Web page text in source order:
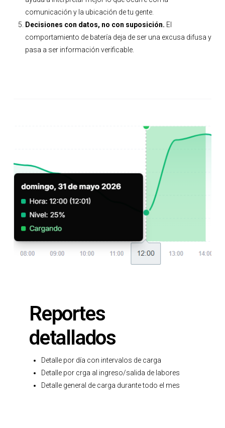
comunicación y la ubicación de tu gente.
Decisiones con datos, no con suposición. El
comportamiento de batería deja de ser una excusa difusa y
pasa a ser información verificable.
Reportes
detallados
Detalle por día con intervalos de carga
Detalle por crga al ingreso/salida de labores
Detalle general de carga durante todo el mes